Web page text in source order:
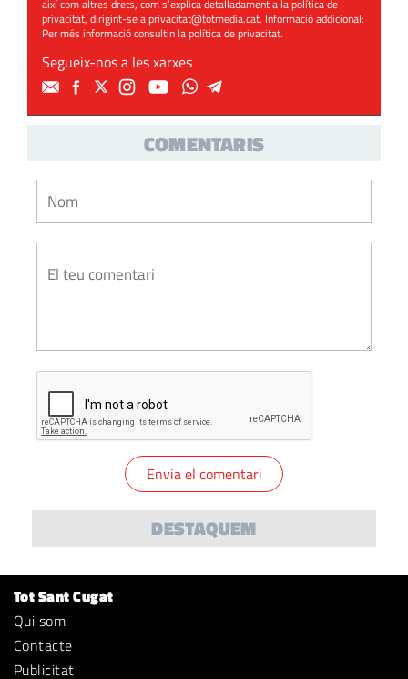
així com altres drets, com s’explica detalladament a la política de
privacitat, dirigint-se aprivacitat@totmedia.cat. Informació addicional:
Per més informació consultin lapolítica de privacitat.
Segueix-nos a les xarxes
COMENTARIS
DESTAQUEM
Tot Sant Cugat
Qui som
Contacte
Publicitat